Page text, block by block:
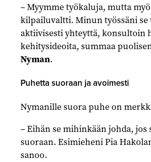
– Myymme työkaluja, mutta
kilpailuvaltti. Minun työssäni
aktiivisesti yhteyttä, konsultoin
kehitysideoita, summaa
Nyman.
Puhetta suoraan ja avoimesti
Nymanille suora puhe on
– Eihän se mihinkään johda, jos
suoraan. Esimieheni Pia
sanoo.